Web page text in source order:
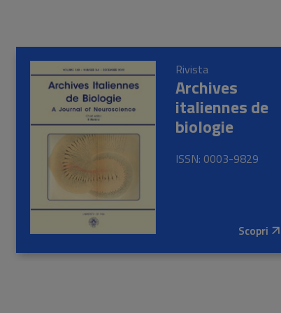
Rivista
Archives
italiennes de
biologie
ISSN: 0003-9829
Scopri